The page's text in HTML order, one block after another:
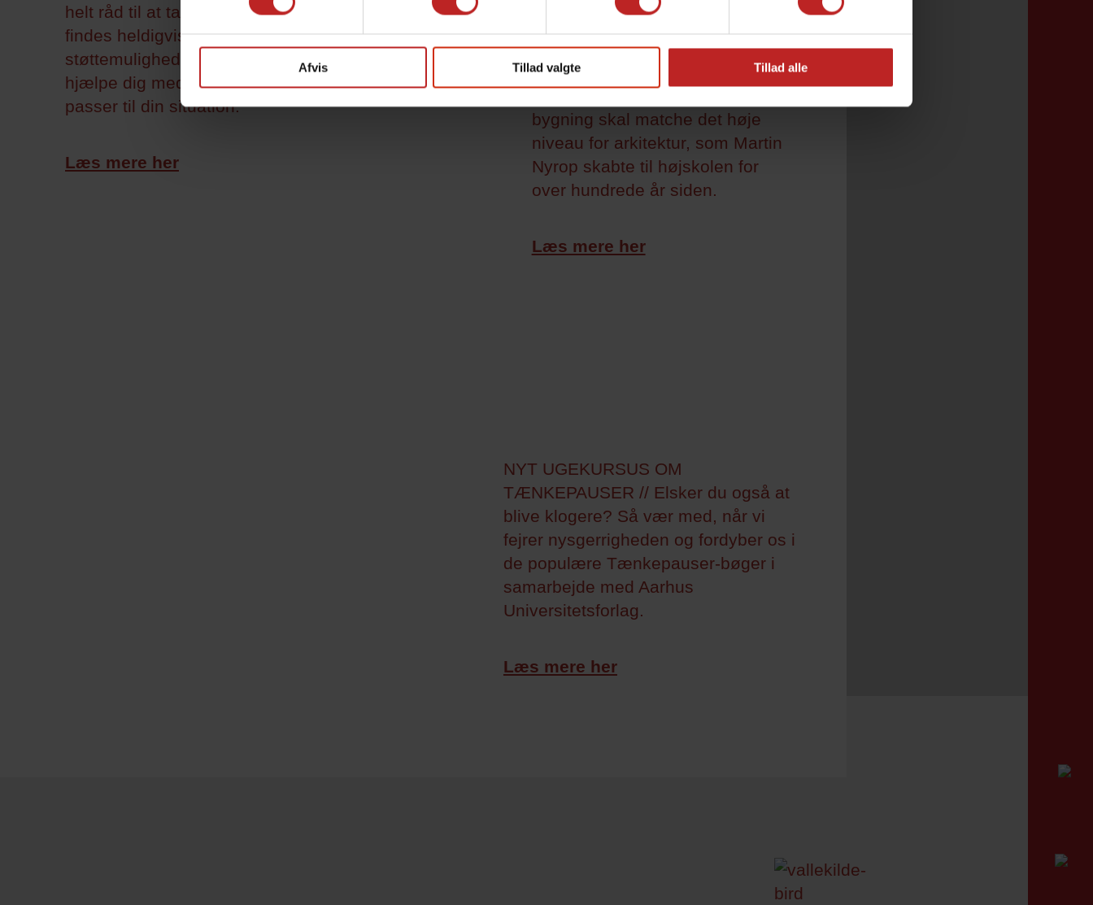
Afvis Tillad valgte Tillad alle
helt råd til at tage på højskole? Der
findes heldigvis forskellige
støttemuligheder, og vi gerne
hjælpe dig med at finde den vej, der
passer til din situation.
Læs mere her
på Vallekilde Højskole.
Spisesalen er Vallekilde
bygning skal matche det høje
niveau for arkitektur, som Martin
Nyrop skabte til højskolen for
over hundrede år siden.
Læs mere her
NYT UGEKURSUS OM
TÆNKEPAUSER // Elsker du også at
blive klogere? Så vær med, når vi
fejrer nysgerrigheden og fordyber os i
de populære Tænkepauser-bøger i
samarbejde med Aarhus
Universitetsforlag.
Læs mere her